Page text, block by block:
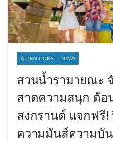
ATTRACTIONS NEWS
สวนน้ำรามายณะ
สาดความสนุก ต้อ
สงกรานต์ แจกฟรี
ความมันส์ความบั